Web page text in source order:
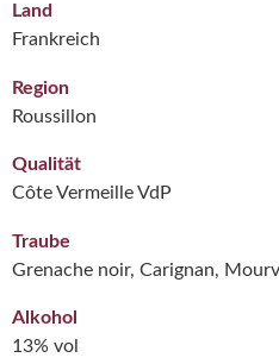
Land
Frankreich
Region
Roussillon
Qualität
Côte Vermeille VdP
Traube
Grenache noir, Carignan,
Alkohol
13% vol